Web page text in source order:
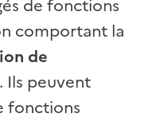
de fonctions
comportant la
de
Ils peuvent
fonctions